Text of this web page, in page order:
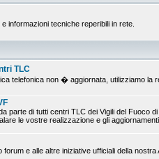
informazioni tecniche reperibili in rete.
TLC
telefonica non � aggiornata, utilizziamo la
parte di tutti centri TLC dei Vigili del Fuoco
le vostre realizzazione e gli
e alle altre iniziative ufficiali della